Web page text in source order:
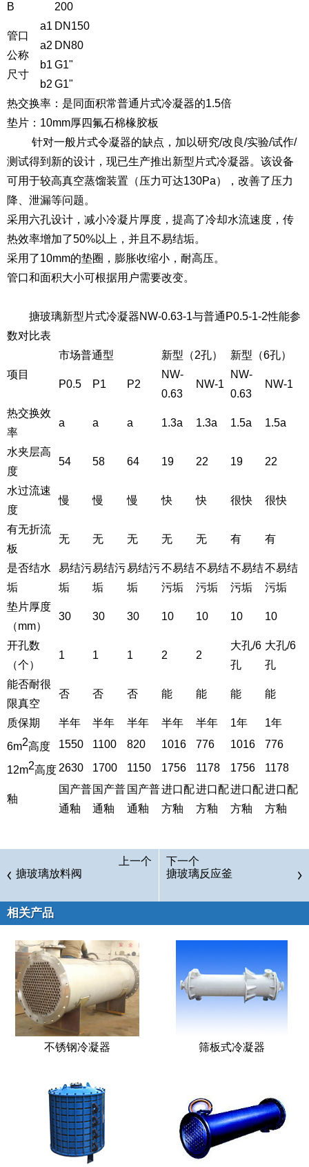
B
200
管口
公称
尺寸
a1 DN150
a2 DN80
b1 G1"
b2 G1"
热交换率：是同面积常普通片式冷凝器的1.5倍
垫片：10mm厚四氟石棉椽胶板
针对一般片式令凝器的缺点，加以研究/改良/实验/试作/
测试得到新的设计，现已生产推出新型片式冷凝器。该设备
可用于较高真空蒸馏装置（压力可达130Pa），改善了压力
降、泄漏等问题。
采用六孔设计，减小冷凝片厚度，提高了冷却水流速度，传
热效率增加了50%以上，并且不易结垢。
采用了10mm的垫圈，膨胀收缩小，耐高压。
管口和面积大小可根据用户需要改变。
搪玻璃新型片式冷凝器NW-0.63-1与普通P0.5-1-2性能参
数对比表
项目
市场普通型 新型（2孔） 新型（6孔）
P0.5 P1 P2
NW-
0.63
NW-1
NW-
0.63
NW-1
热交换效
率
a a a 1.3a 1.3a 1.5a 1.5a
水夹层高
度
54 58 64 19 22 19 22
水过流速
度
慢 慢 慢 快 快 很快 很快
有无折流
板
无 无 无 无 无 有 有
是否结水
垢
易结污
垢
易结污
垢
易结污
垢
不易结
污垢
不易结
污垢
不易结
污垢
不易结
污垢
垫片厚度
（mm）
30 30 30 10 10 10 10
开孔数
（个）
1 1 1 2 2
大孔/6
孔
大孔/6
孔
能否耐很
限真空
否 否 否 能 能 能 能
质保期 半年 半年 半年 半年 半年 1年 1年
6m2高度 1550 1100 820 1016 776 1016 776
12m2高度 2630 1700 1150 1756 1178 1756 1178
釉
国产普
通釉
国产普
通釉
国产普
通釉
进口配
方釉
进口配
方釉
进口配
方釉
进口配
方釉
上一个
搪玻璃放料阀
下一个
搪玻璃反应釜
相关产品
不锈钢冷凝器 筛板式冷凝器